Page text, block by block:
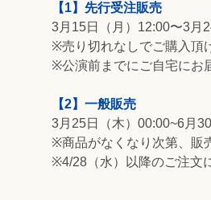
【1】先行受注販売
3月15日（月）12:00〜3月
※売り切れなしでご購入頂
※公演前までにご自宅にお
【2】一般販売
3月25日（木）00:00~6月
※商品がなくなり次第、販
※4/28（水）以降のご注文